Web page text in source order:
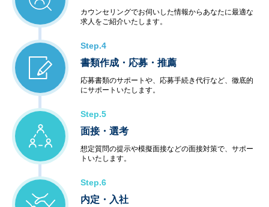
カウンセリングでお伺いした情報からあなたに最適な
求人をご紹介いたします。
Step.4
書類作成・応募・推薦
応募書類のサポートや、応募手続き代行など、徹底的
にサポートいたします。
Step.5
面接・選考
想定質問の提示や模擬面接などの面接対策で、サポー
トいたします。
Step.6
内定・入社